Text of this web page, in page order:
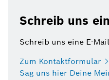
Schreib uns
Schreib uns eine E-
Zum Kontaktformular
Sag uns hier Deine